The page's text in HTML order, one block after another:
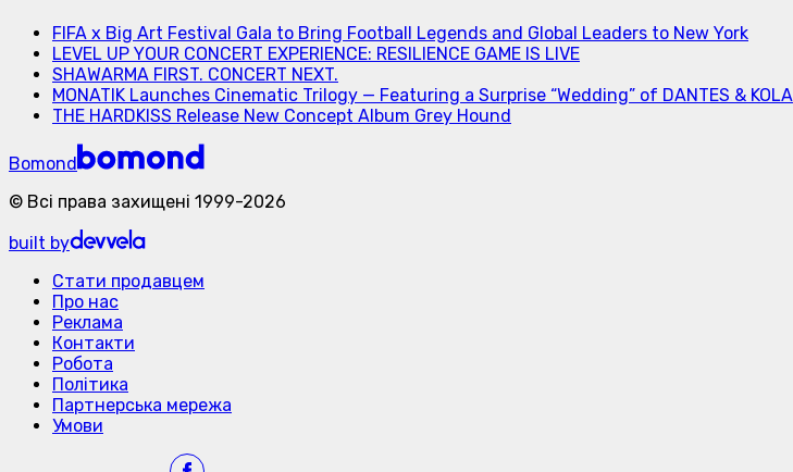
FIFA x Big Art Festival Gala to Bring Football Legends and Global Leaders to New York
LEVEL UP YOUR CONCERT EXPERIENCE: RESILIENCE GAME IS LIVE
SHAWARMA FIRST. CONCERT NEXT.
MONATIK Launches Cinematic Trilogy — Featuring a Surprise “Wedding” of DANTES & KOLA
THE HARDKISS Release New Concept Album Grey Hound
Bomond
© Всі права захищені 1999-2026
built by
Стати продавцем
Про нас
Реклама
Контакти
Робота
Політика
Партнерська мережа
Умови